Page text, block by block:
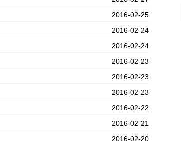
2016-02-25
2016-02-24
2016-02-24
2016-02-23
2016-02-23
2016-02-23
2016-02-22
2016-02-21
2016-02-20